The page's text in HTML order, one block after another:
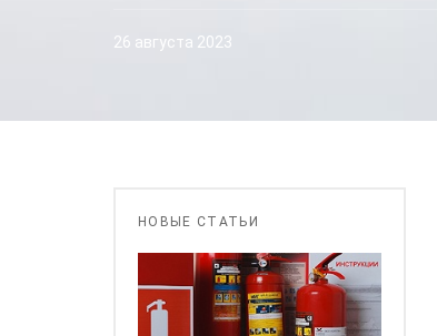
26 августа 2023
НОВЫЕ СТАТЬИ